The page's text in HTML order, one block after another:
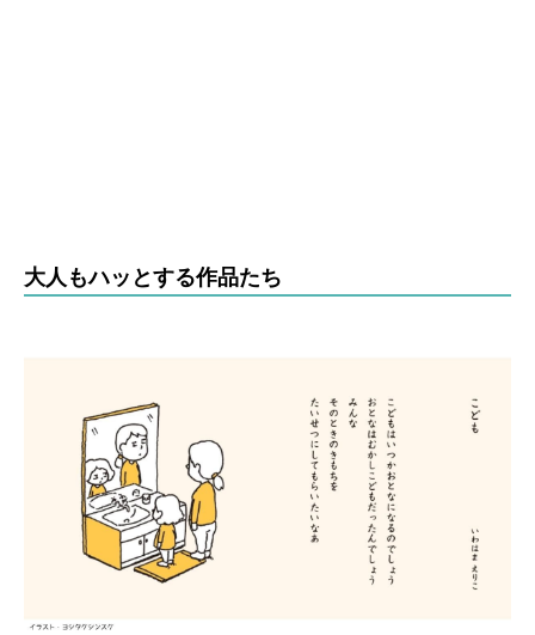
大人もハッとする作品たち